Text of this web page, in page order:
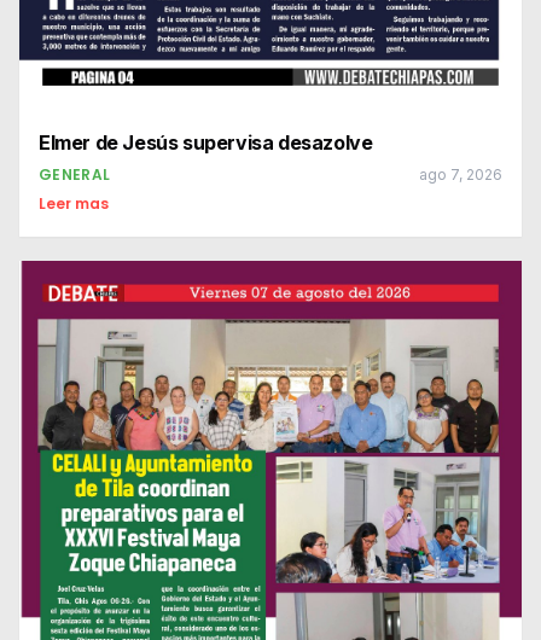
Elmer de Jesús supervisa desazolve
GENERAL ago 7, 2026
Leer mas